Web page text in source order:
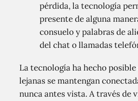
pérdida, la tecnología
presente de alguna
consuelo y palabras de
del chat o llamadas
La tecnología ha hecho
lejanas se mantengan
nunca antes vista. A través de